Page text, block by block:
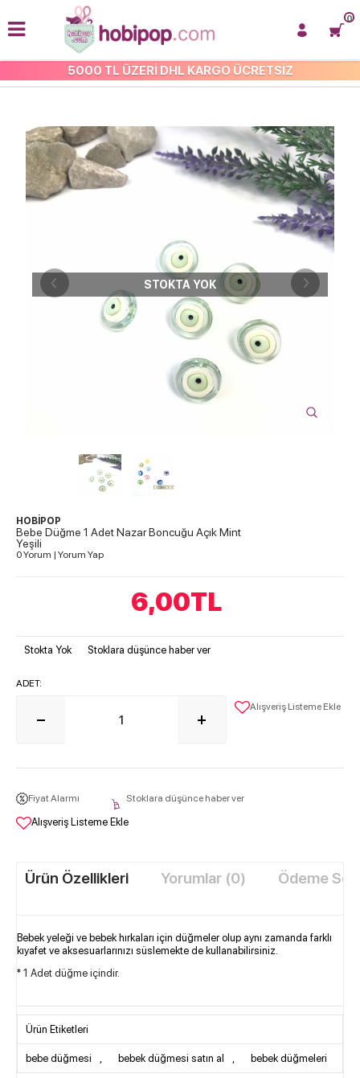
5000 TL ÜZERİ DHL KARGO ÜCRETSİZ
0
ÇOCUK-BEBEK DÜĞMELERİ
STOKTA YOK
HOBİPOP
Bebe Düğme 1 Adet Nazar Boncuğu Açık Mint
Yeşili
0 Yorum | Yorum Yap
6,00TL
Stokta Yok Stoklara düşünce haber ver
ADET:
Alışveriş Listeme Ekle
Fiyat Alarmı Stoklara düşünce haber ver
Alışveriş Listeme Ekle
Ürün Özellikleri Yorumlar (0) Ödeme
Bebek yeleği ve bebek hırkaları için düğmeler olup aynı zamanda farklı
kıyafet ve aksesuarlarınızı süslemekte de kullanabilirsiniz.
* 1 Adet düğme içindir.
Ürün Etiketleri
bebe düğmesi , bebek düğmesi satın al , bebek düğmeleri